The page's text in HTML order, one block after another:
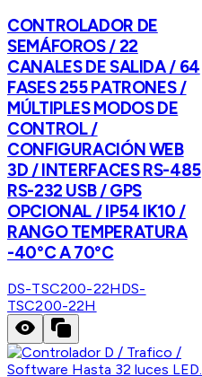
CONTROLADOR DE
SEMÁFOROS / 22
CANALES DE SALIDA / 64
FASES 255 PATRONES /
MÚLTIPLES MODOS DE
CONTROL /
CONFIGURACIÓN WEB
3D / INTERFACES RS-485
RS-232 USB / GPS
OPCIONAL / IP54 IK10 /
RANGO TEMPERATURA
-40°C A 70°C
DS-TSC200-22HDS-
TSC200-22H